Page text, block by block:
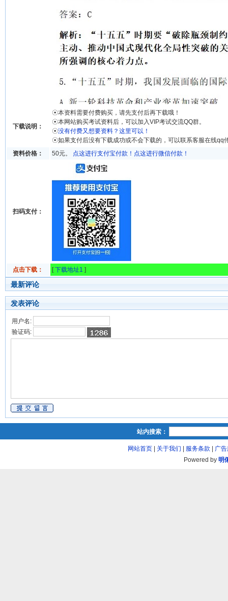
下载说明：
☉本资料需要付费购买，请先支付后再下载哦！
☉本网站购买考试资料后，可以加入VIP考试交流QQ群。
☉没有付费又想要资料？这里可以！
☉如果支付后没有下载成功或不会下载的，可以联系客服在线qq
资料价格：
50元。 点这进行支付宝付款！ 点这进行微信付款！
扫码支付：
点击下载： [下载地址1 ]
最新评论
发表评论
用户名:
验证码:
站内搜索：
网站首页| 关于我们 服务条款
广
Powered by 明